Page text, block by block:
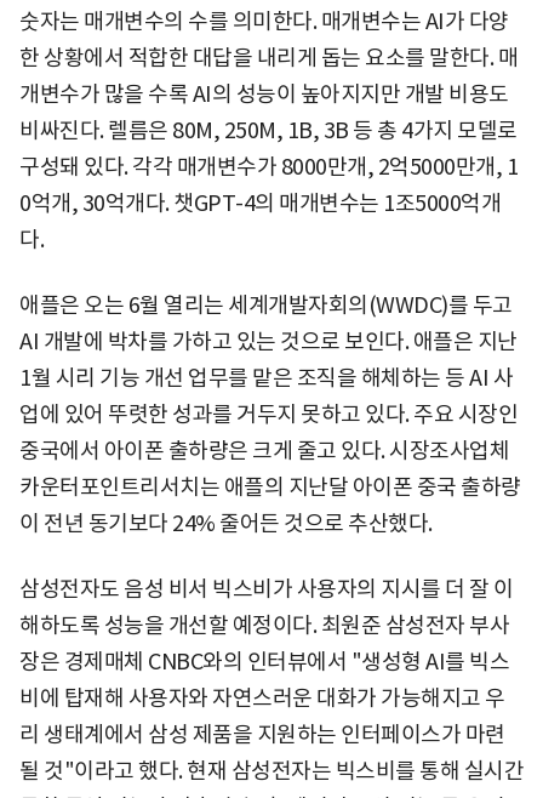
숫자는 매개변수의 수를 의미한다. 매개변수는 AI가 다양
한 상황에서 적합한 대답을 내리게 돕는 요소를 말한다. 매
개변수가 많을 수록 AI의 성능이 높아지지만 개발 비용도
비싸진다. 렐름은 80M, 250M, 1B, 3B 등 총 4가지 모델로
구성돼 있다. 각각 매개변수가 8000만개, 2억5000만개, 1
0억개, 30억개다. 챗GPT-4의 매개변수는 1조5000억개
다.
애플은 오는 6월 열리는 세계개발자회의(WWDC)를 두고
AI 개발에 박차를 가하고 있는 것으로 보인다. 애플은 지난
1월 시리 기능 개선 업무를 맡은 조직을 해체하는 등 AI 사
업에 있어 뚜렷한 성과를 거두지 못하고 있다. 주요 시장인
중국에서 아이폰 출하량은 크게 줄고 있다. 시장조사업체
카운터포인트리서치는 애플의 지난달 아이폰 중국 출하량
이 전년 동기보다 24% 줄어든 것으로 추산했다.
삼성전자도 음성 비서 빅스비가 사용자의 지시를 더 잘 이
해하도록 성능을 개선할 예정이다. 최원준 삼성전자 부사
장은 경제매체 CNBC와의 인터뷰에서 "생성형 AI를 빅스
비에 탑재해 사용자와 자연스러운 대화가 가능해지고 우
리 생태계에서 삼성 제품을 지원하는 인터페이스가 마련
될 것"이라고 했다. 현재 삼성전자는 빅스비를 통해 실시간